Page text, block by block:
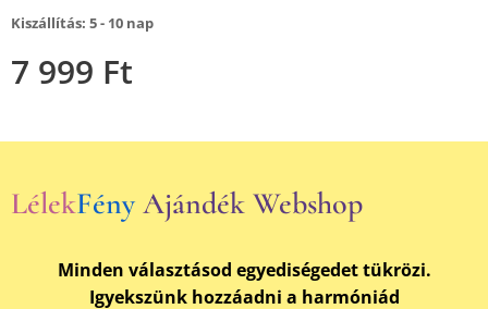
Kiszállítás: 5 - 10 nap
7 999 Ft
LélekFény Ajándék Webshop
Minden választásod egyediségedet tükrözi.
Igyekszünk hozzáadni a harmóniád